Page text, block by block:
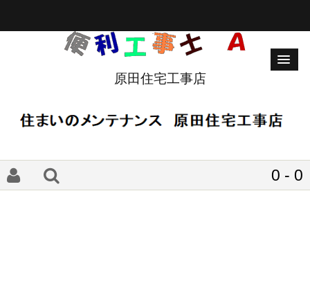
原田住宅工事店
0 - 0